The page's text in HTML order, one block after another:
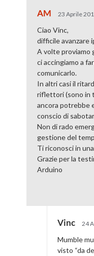
AM 23 Aprile
Ciao Vinc,
difficile avanzare
A volte proviamo
ci accingiamo a
comunicarlo.
In altri casi il
riflettori (sono in
ancora potrebbe
conscio di
Non di rado
gestione del
Ti riconosci in
Grazie per la
Arduino
Vinc 24
Mumble
visto “da